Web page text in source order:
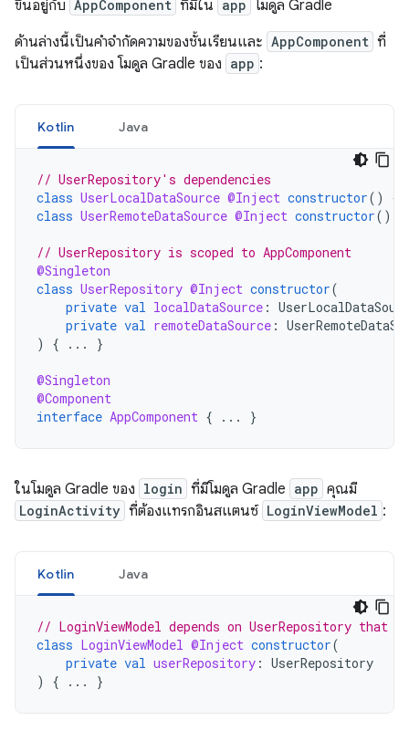
ขึ้นอยู่กับ AppComponent ที่มีใน app
โมดูล Gradle
ด้านล่างนี้เป็นคำจำกัดความของชั้นเรียนและ AppComponent ที่
เป็นส่วนหนึ่งของ โมดูล Gradle ของ app :
Kotlin Java
// UserRepository's dependencies
class UserLocalDataSource @Inject constructor() {
class UserRemoteDataSource @Inject constructor()
// UserRepository is scoped to AppComponent
@Singleton
class UserRepository @Inject constructor(
private val localDataSource :
private val remoteDataSource :
)
{ ... }
@Singleton
@Component
interface AppComponent { ... }
ในโมดูล Gradle ของ login ที่มีโมดูล Gradle app คุณมี
LoginActivity ที่ต้องแทรกอินสแตนซ์ LoginViewModel :
Kotlin Java
// LoginViewModel depends on UserRepository that is
class LoginViewModel @Inject constructor(
private val userRepository : UserRepository
)
{ ... }